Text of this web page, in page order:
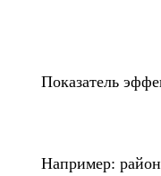
Показатель
Например: